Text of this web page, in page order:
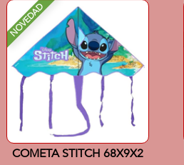
NOVEDAD
COMETA STITCH 68X9X2